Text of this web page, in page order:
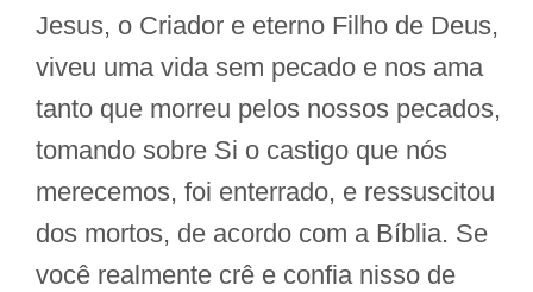
Jesus, o Criador e eterno Filho de Deus,
viveu uma vida sem pecado e nos ama
tanto que morreu pelos nossos pecados,
tomando sobre Si o castigo que nós
merecemos, foi enterrado, e ressuscitou
dos mortos, de acordo com a Bíblia. Se
você realmente crê e confia nisso de